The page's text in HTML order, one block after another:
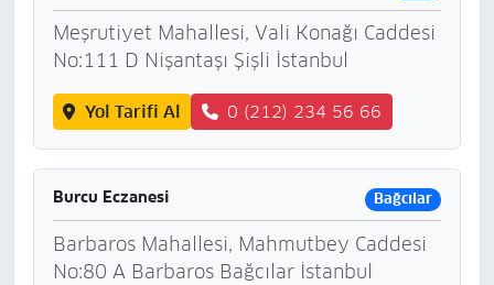
Meşrutiyet Mahallesi, Vali Konağı Caddesi
No:111 D Nişantaşı Şişli İstanbul
Yol Tarifi Al 0 (212) 234 56 66
Burcu Eczanesi Bağcılar
Barbaros Mahallesi, Mahmutbey Caddesi
No:80 A Barbaros Bağcılar İstanbul